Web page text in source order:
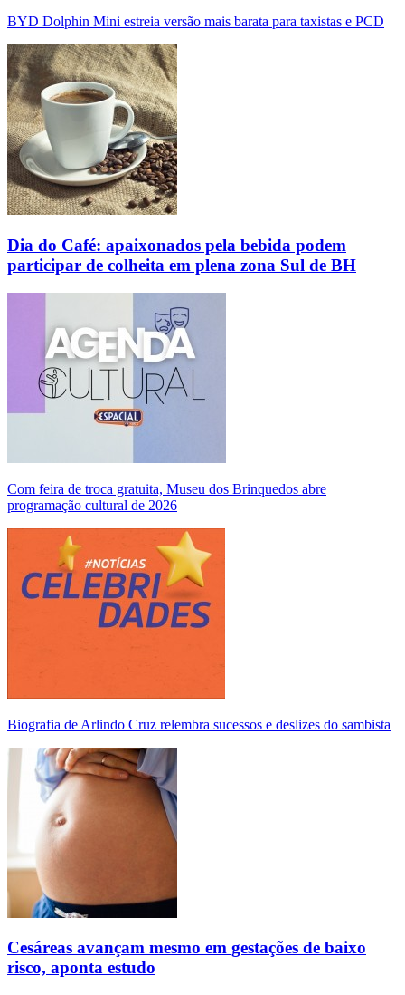
BYD Dolphin Mini estreia versão mais barata para taxistas e PCD
Dia do Café: apaixonados pela bebida podem
participar de colheita em plena zona Sul de BH
Com feira de troca gratuita, Museu dos Brinquedos abre
programação cultural de 2026
Biografia de Arlindo Cruz relembra sucessos e deslizes do sambista
Cesáreas avançam mesmo em gestações de baixo
risco, aponta estudo